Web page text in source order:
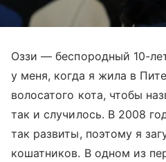
Оззи — беспородный 10-
у меня, когда я жила в
волосатого кота, чтобы
так и случилось. В 2008
так развиты, поэтому я
кошатников. В одном из